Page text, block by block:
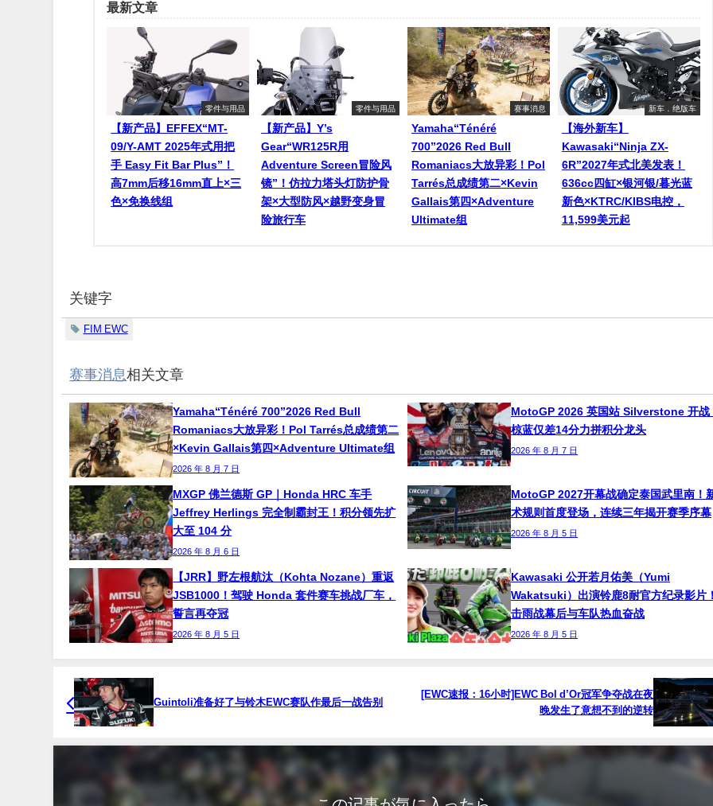
最新文章
零件与用品
【新产品】EFFEX“MT-
09/Y-AMT 2025年式用把
手 Easy Fit Bar Plus”！
高7mm后移16mm直上×三
色×免换线组
零件与用品
【新产品】Y’s
Gear“WR125R用
Adventure Screen冒险风
镜”！仿拉力塔头灯防护骨
架×大型防风×越野变身冒
险旅行车
赛事消息
Yamaha“Ténéré
700”2026 Red Bull
Romaniacs大放异彩！Pol
Tarrés总成绩第二×Kevin
Gallais第四×Adventure
Ultimate组
新车．绝版车
【海外新车】
Kawasaki“Ninja ZX-
6R”2027年式北美发表！
636cc四缸×银河银/暮光蓝
新色×KTRC/KIBS电控，
11,599美元起
关键字
FIM EWC
赛事消息相关文章
Yamaha“Ténéré 700”2026 Red Bull
Romaniacs大放异彩！Pol Tarrés总成绩第二
×Kevin Gallais第四×Adventure Ultimate组
2026 年 8 月 7 日
MotoGP 2026 英国站 Silverstone 开战
椋蓝仅差14分力拼积分龙头
2026 年 8 月 7 日
MXGP 佛兰德斯 GP｜Honda HRC 车手
Jeffrey Herlings 完全制霸封王！积分领先扩
大至 104 分
2026 年 8 月 6 日
MotoGP 2027开幕战确定泰国武里南！
术规则首度登场，连续三年揭开赛季序幕
2026 年 8 月 5 日
【JRR】野左根航汰（Kohta Nozane）重返
JSB1000！驾驶 Honda 套件赛车挑战厂车，
誓言再夺冠
2026 年 8 月 5 日
Kawasaki 公开若月佑美（Yumi
Wakatsuki）出演铃鹿8耐官方纪录影片
击雨战幕后与车队热血奋战
2026 年 8 月 5 日
Guintoli准备好了与铃木EWC赛队作最后一战告别
[EWC速报：16小时]EWC Bol d’Or冠军争夺战在夜
晚发生了意想不到的逆转